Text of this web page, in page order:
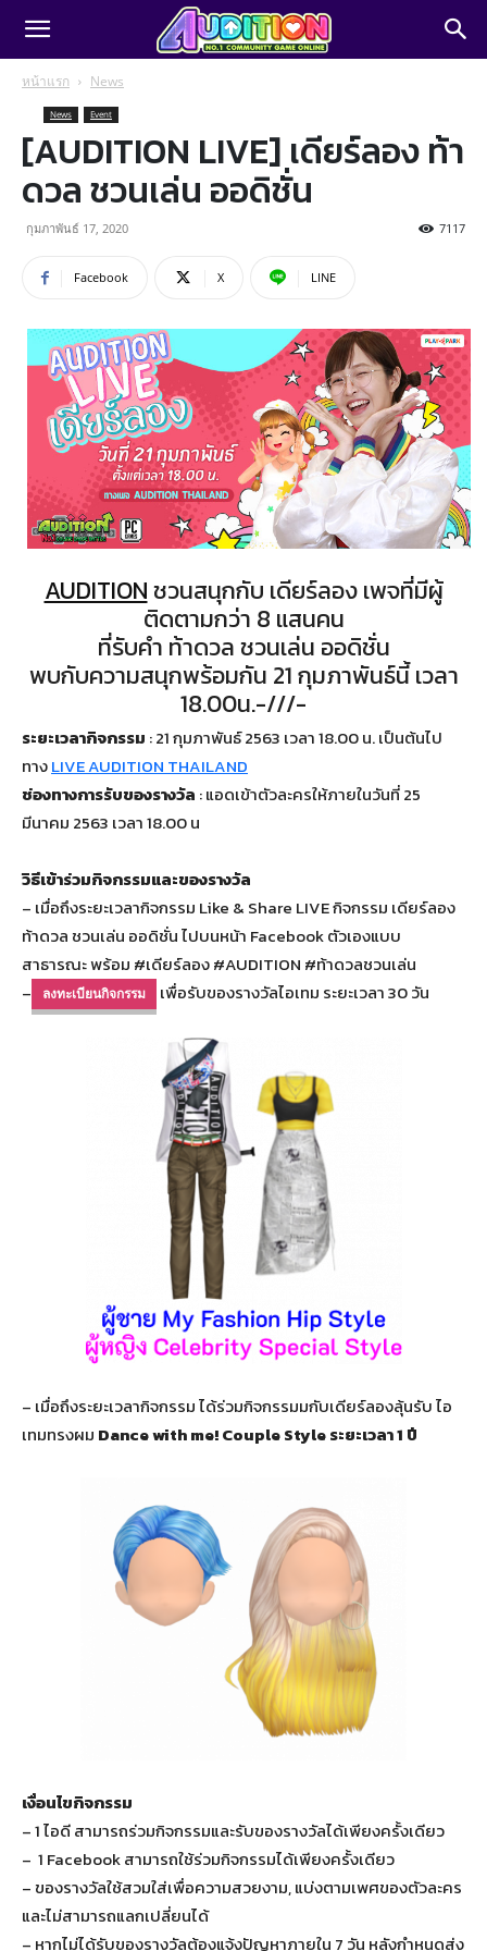
หน้าแรก News
News Event
[AUDITION LIVE] เดียร์ลอง ท้า
ดวล ชวนเล่น ออดิชั่น
กุมภาพันธ์ 17, 2020 7117
Facebook X LINE
AUDITIONชวนสนุกกับ เดียร์ลอง เพจที่มีผู้
ติดตามกว่า 8 แสนคน
ที่รับคำ ท้าดวล ชวนเล่น ออดิชั่น
พบกับความสนุกพร้อมกัน 21 กุมภาพันธ์นี้ เวลา
18.00น.-///-
ระยะเวลากิจกรรม : 21 กุมภาพันธ์ 2563 เวลา 18.00 น. เป็นต้นไป
ทางLIVE AUDITION THAILAND
ช่องทางการรับของรางวัล : แอดเข้าตัวละครให้ภายในวันที่ 25
มีนาคม 2563 เวลา 18.00 น
วิธีเข้าร่วมกิจกรรมและของรางวัล
– เมื่อถึงระยะเวลากิจกรรม Like & Share LIVE กิจกรรม เดียร์ลอง
ท้าดวล ชวนเล่น ออดิชั่นไปบนหน้า Facebook ตัวเองแบบ
สาธารณะ พร้อม #เดียร์ลอง #AUDITION #ท้าดวลชวนเล่น
–
ลงทะเบียนกิจกรรม เพื่อรับของรางวัลไอเทม ระยะเวลา30 วัน
– เมื่อถึงระยะเวลากิจกรรม ได้ร่วมกิจกรรมมกับเดียร์ลองลุ้นรับ ไอ
เทมทรงผม Dance with me! Couple Style ระยะเวลา 1 ปี
เงื่อนไขกิจกรรม
– 1 ไอดี สามารถร่วมกิจกรรมและรับของรางวัลได้เพียงครั้งเดียว
– 1 Facebook สามารถใช้ร่วมกิจกรรมได้เพียงครั้งเดียว
– ของรางวัลใช้สวมใส่เพื่อความสวยงาม, แบ่งตามเพศของตัวละคร
และไม่สามารถแลกเปลี่ยนได้
– หากไม่ได้รับของรางวัลต้องแจ้งปัญหาภายใน 7 วัน หลังกำหนดส่ง